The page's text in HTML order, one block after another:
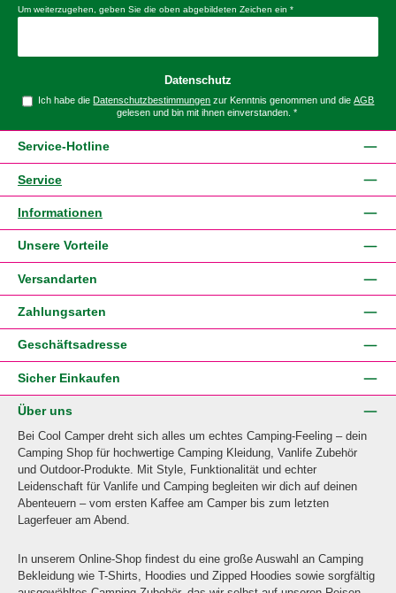
Um weiterzugehen, geben Sie die oben abgebildeten Zeichen ein *
Datenschutz
Ich habe dieDatenschutzbestimmungen zur Kenntnis genommen und dieAGB
gelesen und bin mit ihnen einverstanden. *
Service-Hotline
Service
Informationen
Unsere Vorteile
Versandarten
Zahlungsarten
Geschäftsadresse
Sicher Einkaufen
Über uns
Bei Cool Camper dreht sich alles um echtes Camping-Feeling – dein
Camping Shop für hochwertige Camping Kleidung, Vanlife Zubehör
und Outdoor-Produkte. Mit Style, Funktionalität und echter
Leidenschaft für Vanlife und Camping begleiten wir dich auf deinen
Abenteuern – vom ersten Kaffee am Camper bis zum letzten
Lagerfeuer am Abend.
In unserem Online-Shop findest du eine große Auswahl an Camping
Bekleidung wie T-Shirts, Hoodies und Zipped Hoodies sowie sorgfältig